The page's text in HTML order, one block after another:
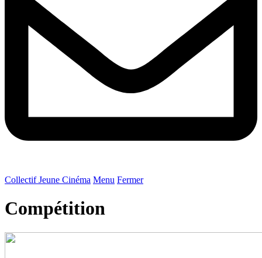
Collectif Jeune Cinéma Menu Fermer
Compétition